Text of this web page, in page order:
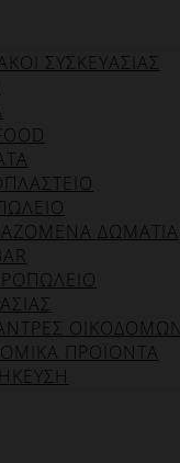
ΣΥΣΚΕΥΑΣΙΑΣ
ΔΩΜΑΤΙΑ
ΠΡΟΪΟΝΤΑ